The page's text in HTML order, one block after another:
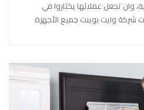
وان تجعل عملائها يختاروا في
شركة وايت بوينت جميع الأجهزة